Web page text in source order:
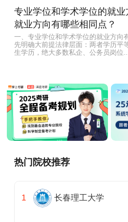
专业学位和学术学位的就业
就业方向有哪些相同点？
一、专业学位和学术学位的就业方向
先明确大前提法律层面：两者学历平
生学历，绝大多数私企、公务员岗位
热门院校推荐
长春理工大学